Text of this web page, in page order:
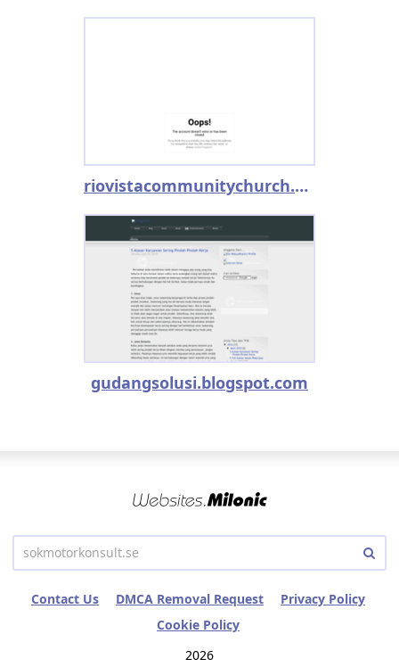
riovistacommunitychurch.proofhub.com
gudangsolusi.blogspot.com
Contact Us DMCA Removal Request
Privacy Policy
Cookie Policy
2026